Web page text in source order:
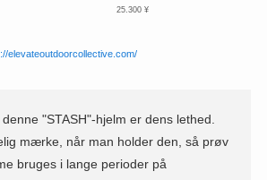
25.300 ¥
elevateoutdoorcollective.com/
"STASH"-hjelm er dens lethed.
mærke, når man holder den, så prøv
bruges i lange perioder på